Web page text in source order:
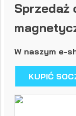
Sprzedaż
W naszym e-
KUPIĆ